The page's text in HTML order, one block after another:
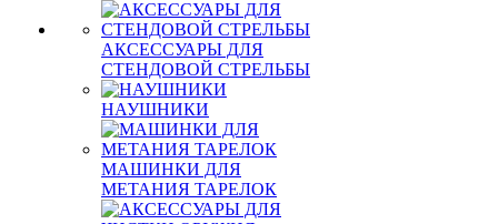
АКСЕССУАРЫ ДЛЯ
СТЕНДОВОЙ СТРЕЛЬБЫ
НАУШНИКИ
МАШИНКИ ДЛЯ
МЕТАНИЯ ТАРЕЛОК